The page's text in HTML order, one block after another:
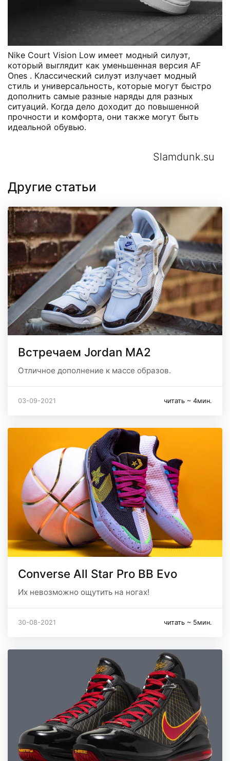
Nike Court Vision Low имеет модный силуэт,
который выглядит как уменьшенная версия AF
Ones . Классический силуэт излучает модный
стиль и универсальность, которые могут быстро
дополнить самые разные наряды для разных
ситуаций. Когда дело доходит до повышенной
прочности и комфорта, они также могут быть
идеальной обувью.
Slamdunk.su
Другие статьи
Встречаем Jordan MA2
Отличное дополнение к массе образов.
03-09-2021 читать ~ 4мин.
Converse All Star Pro BB Evo
Их невозможно ощутить на ногах!
30-08-2021 читать ~ 5мин.